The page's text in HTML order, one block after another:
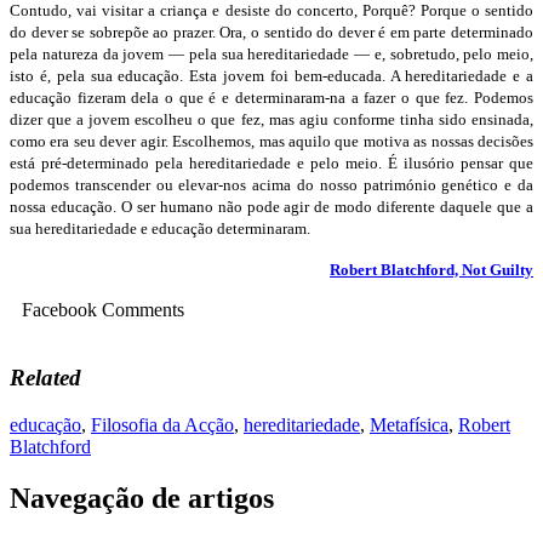
Contudo, vai visitar a criança e desiste do concerto, Porquê? Porque o sentido
do dever se sobrepõe ao prazer. Ora, o sentido do dever é em parte determinado
pela natureza da jovem — pela sua hereditariedade — e, sobretudo, pelo meio,
isto é, pela sua educação. Esta jovem foi bem-educada. A hereditariedade e a
educação fizeram dela o que é e determinaram-na a fazer o que fez. Podemos
dizer que a jovem escolheu o que fez, mas agiu conforme tinha sido ensinada,
como era seu dever agir. Escolhemos, mas aquilo que motiva as nossas decisões
está pré-determinado pela hereditariedade e pelo meio. É ilusório pensar que
podemos transcender ou elevar-nos acima do nosso património genético e da
nossa educação. O ser humano não pode agir de modo diferente daquele que a
sua hereditariedade e educação determinaram.
Robert Blatchford, Not Guilty
Facebook Comments
Related
educação, Filosofia da Acção, hereditariedade, Metafísica, Robert
Blatchford
Navegação de artigos